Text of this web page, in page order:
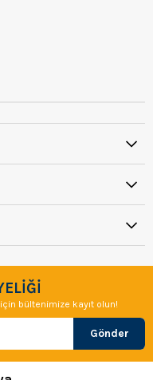
bültenimize kayıt olun!
Gönder